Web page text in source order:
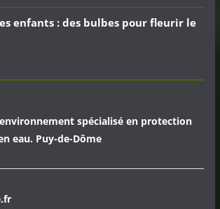
enfants : des bulbes pour fleurir le
spécialisé en protection
eau. Puy-de-Dôme